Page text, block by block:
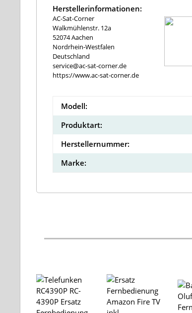
Herstellerinformationen:
AC-Sat-Corner
Walkmühlenstr. 12a
52074 Aachen
Nordrhein-Westfalen
Deutschland
service@ac-sat-corner.de
https://www.ac-sat-corner.de
Modell:
Produktart:
Herstellernummer:
Marke: